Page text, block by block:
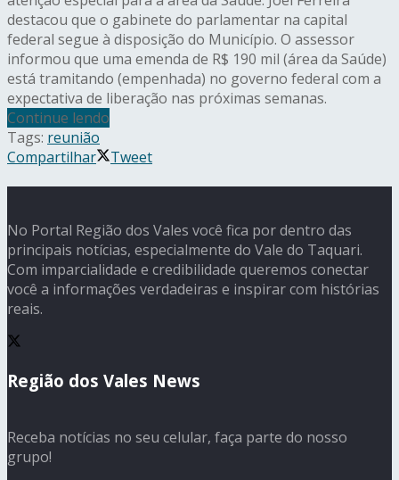
destacou que o gabinete do parlamentar na capital
federal segue à disposição do Município. O assessor
informou que uma emenda de R$ 190 mil (área da Saúde)
está tramitando (empenhada) no governo federal com a
expectativa de liberação nas próximas semanas.
Continue lendo
Tags: reunião
Compartilhar
Tweet
No Portal Região dos Vales você fica por dentro das
principais notícias, especialmente do Vale do Taquari.
Com imparcialidade e credibilidade queremos conectar
você a informações verdadeiras e inspirar com histórias
reais.
Região dos Vales News
Receba notícias no seu celular, faça parte do nosso
grupo!